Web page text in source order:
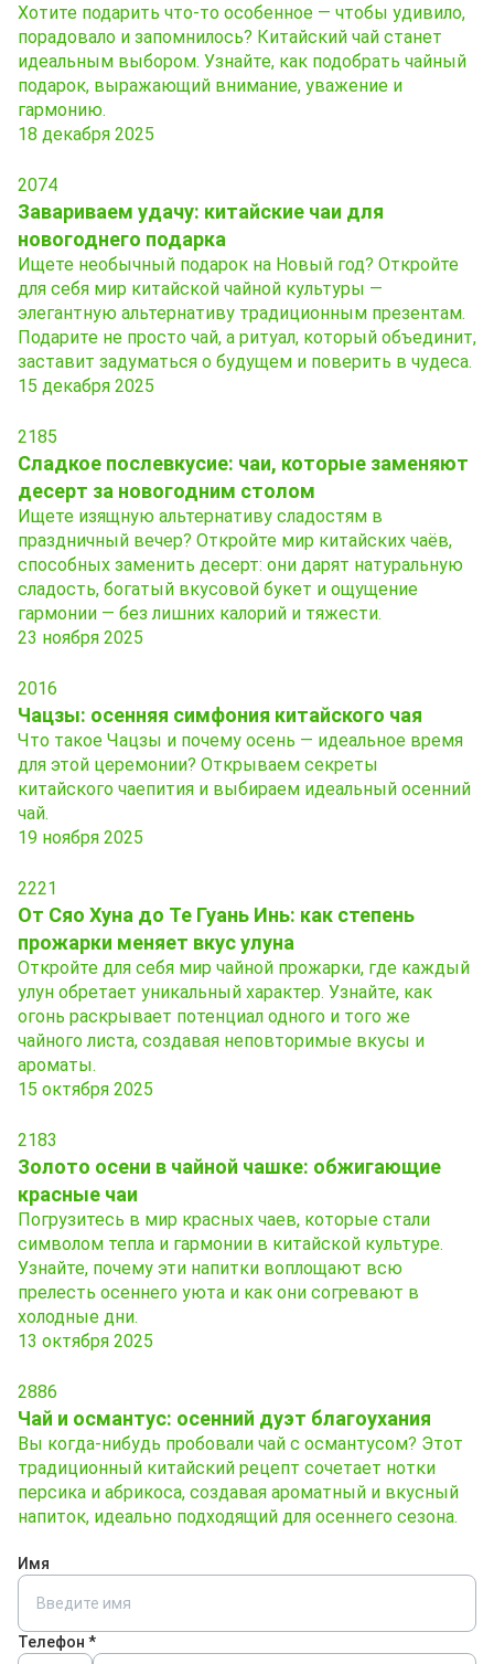
Хотите подарить что‑то особенное — чтобы удивило,
порадовало и запомнилось? Китайский чай станет
идеальным выбором. Узнайте, как подобрать чайный
подарок, выражающий внимание, уважение и
гармонию.
18 декабря 2025
2074
Завариваем удачу: китайские чаи для
новогоднего подарка
Ищете необычный подарок на Новый год? Откройте
для себя мир китайской чайной культуры —
элегантную альтернативу традиционным презентам.
Подарите не просто чай, а ритуал, который объединит,
заставит задуматься о будущем и поверить в чудеса.
15 декабря 2025
2185
Сладкое послевкусие: чаи, которые заменяют
десерт за новогодним столом
Ищете изящную альтернативу сладостям в
праздничный вечер? Откройте мир китайских чаёв,
способных заменить десерт: они дарят натуральную
сладость, богатый вкусовой букет и ощущение
гармонии — без лишних калорий и тяжести.
23 ноября 2025
2016
Чацзы: осенняя симфония китайского чая
Что такое Чацзы и почему осень — идеальное время
для этой церемонии? Открываем секреты
китайского чаепития и выбираем идеальный осенний
чай.
19 ноября 2025
2221
От Сяо Хуна до Те Гуань Инь: как степень
прожарки меняет вкус улуна
Откройте для себя мир чайной прожарки, где каждый
улун обретает уникальный характер. Узнайте, как
огонь раскрывает потенциал одного и того же
чайного листа, создавая неповторимые вкусы и
ароматы.
15 октября 2025
2183
Золото осени в чайной чашке: обжигающие
красные чаи
Погрузитесь в мир красных чаев, которые стали
символом тепла и гармонии в китайской культуре.
Узнайте, почему эти напитки воплощают всю
прелесть осеннего уюта и как они согревают в
холодные дни.
13 октября 2025
2886
Чай и османтус: осенний дуэт благоухания
Вы когда-нибудь пробовали чай с османтусом? Этот
традиционный китайский рецепт сочетает нотки
персика и абрикоса, создавая ароматный и вкусный
напиток, идеально подходящий для осеннего сезона.
Имя
Телефон *